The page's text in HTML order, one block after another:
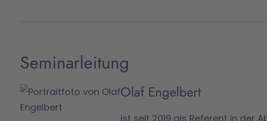
Seminarleitung
Olaf Engelbert
ist seit 2019 als Referent in der